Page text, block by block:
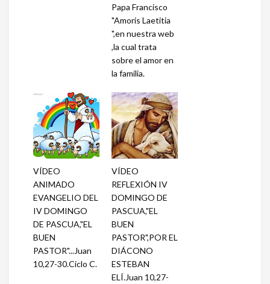
Papa Francisco
"Amoris Laetitia
",en nuestra web
,la cual trata
sobre el amor en
la familia.
VÍDEO
ANIMADO
EVANGELIO DEL
IV DOMINGO
DE PASCUA,"EL
BUEN
PASTOR"...Juan
10,27-30.Ciclo C.
VÍDEO
REFLEXIÓN IV
DOMINGO DE
PASCUA,"EL
BUEN
PASTOR",POR EL
DIÁCONO
ESTEBAN
ELÍ.Juan 10,27-